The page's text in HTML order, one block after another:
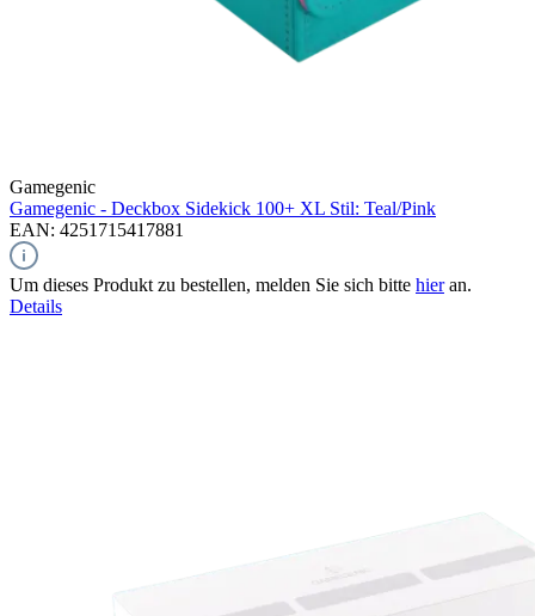
Gamegenic
Gamegenic - Deckbox Sidekick 100+ XL Stil: Teal/Pink
EAN: 4251715417881
Um dieses Produkt zu bestellen, melden Sie sich bitte hieran.
Details